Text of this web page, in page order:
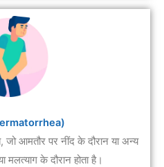
आमतौर पर नींद के दौरान या अन्य
मलत्याग के दौरान होता है।